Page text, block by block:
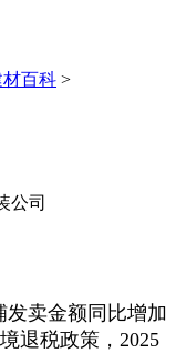
百科 >
公司
卖金额同比增加
退税政策，2025